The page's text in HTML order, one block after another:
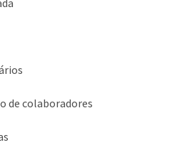
de colaboradores